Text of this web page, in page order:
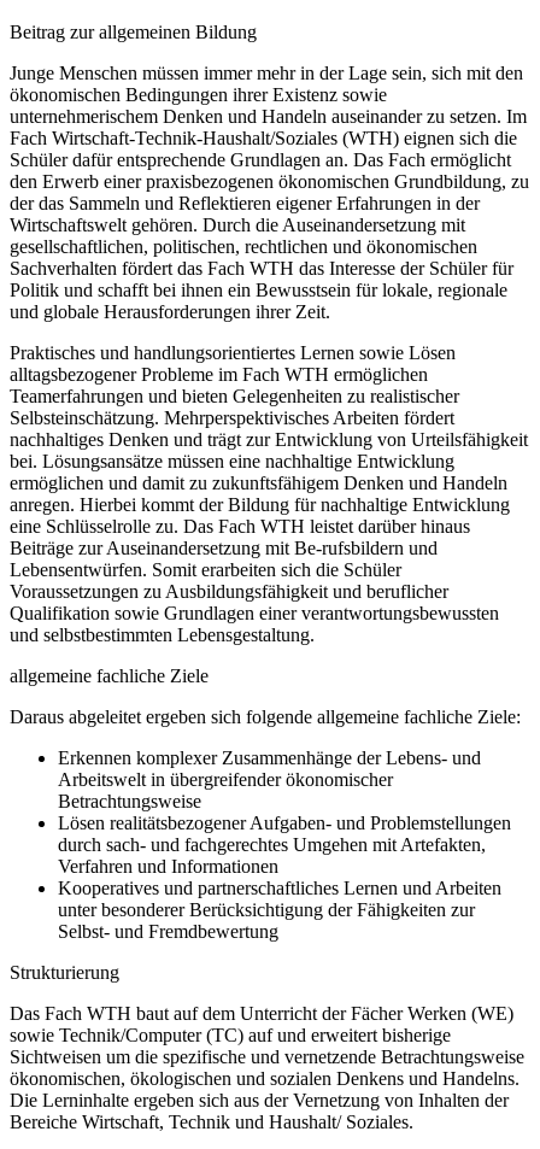
Beitrag zur allgemeinen Bildung
Junge Menschen müssen immer mehr in der Lage sein, sich mit den
ökonomischen Bedingungen ihrer Existenz sowie
unternehmerischem Denken und Handeln auseinander zu setzen. Im
Fach Wirtschaft-Technik-Haushalt/Soziales (WTH) eignen sich die
Schüler dafür entsprechende Grundlagen an. Das Fach ermöglicht
den Erwerb einer praxisbezogenen ökonomischen Grundbildung, zu
der das Sammeln und Reflektieren eigener Erfahrungen in der
Wirtschaftswelt gehören. Durch die Auseinandersetzung mit
gesellschaftlichen, politischen, rechtlichen und ökonomischen
Sachverhalten fördert das Fach WTH das Interesse der Schüler für
Politik und schafft bei ihnen ein Bewusstsein für lokale, regionale
und globale Herausforderungen ihrer Zeit.
Praktisches und handlungsorientiertes Lernen sowie Lösen
alltagsbezogener Probleme im Fach WTH ermöglichen
Teamerfahrungen und bieten Gelegenheiten zu realistischer
Selbsteinschätzung. Mehrperspektivisches Arbeiten fördert
nachhaltiges Denken und trägt zur Entwicklung von Urteilsfähigkeit
bei. Lösungsansätze müssen eine nachhaltige Entwicklung
ermöglichen und damit zu zukunftsfähigem Denken und Handeln
anregen. Hierbei kommt der Bildung für nachhaltige Entwicklung
eine Schlüsselrolle zu. Das Fach WTH leistet darüber hinaus
Beiträge zur Auseinandersetzung mit Be-rufsbildern und
Lebensentwürfen. Somit erarbeiten sich die Schüler
Voraussetzungen zu Ausbildungsfähigkeit und beruflicher
Qualifikation sowie Grundlagen einer verantwortungsbewussten
und selbstbestimmten Lebensgestaltung.
allgemeine fachliche Ziele
Daraus abgeleitet ergeben sich folgende allgemeine fachliche Ziele:
Erkennen komplexer Zusammenhänge der Lebens- und
Arbeitswelt in übergreifender ökonomischer
Betrachtungsweise
Lösen realitätsbezogener Aufgaben- und Problemstellungen
durch sach- und fachgerechtes Umgehen mit Artefakten,
Verfahren und Informationen
Kooperatives und partnerschaftliches Lernen und Arbeiten
unter besonderer Berücksichtigung der Fähigkeiten zur
Selbst- und Fremdbewertung
Strukturierung
Das Fach WTH baut auf dem Unterricht der Fächer Werken (WE)
sowie Technik/Computer (TC) auf und erweitert bisherige
Sichtweisen um die spezifische und vernetzende Betrachtungsweise
ökonomischen, ökologischen und sozialen Denkens und Handelns.
Die Lerninhalte ergeben sich aus der Vernetzung von Inhalten der
Bereiche Wirtschaft, Technik und Haushalt/ Soziales.